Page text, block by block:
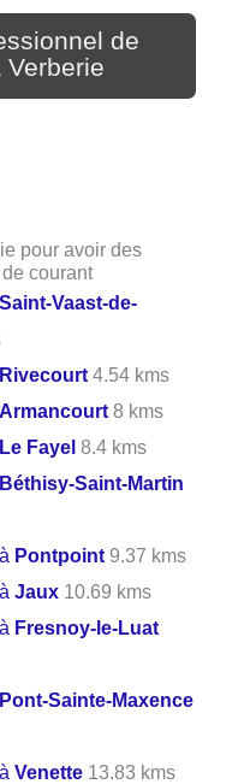
de
Verberie
pour avoir des
courant
Saint-Vaast-de-
Rivecourt 4.54 kms
Armancourt 8 kms
Le Fayel 8.4 kms
Béthisy-Saint-Martin
Pontpoint 9.37 kms
àJaux 10.69 kms
Fresnoy-le-Luat
Pont-Sainte-Maxence
àVenette 13.83 kms